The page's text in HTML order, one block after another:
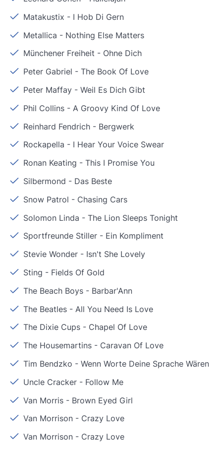
Matakustix - I Hob Di Gern
Metallica - Nothing Else Matters
Münchener Freiheit - Ohne Dich
Peter Gabriel -The Book Of Love
Peter Maffay -Weil Es Dich Gibt
Phil Collins - A Groovy Kind Of Love
Reinhard Fendrich - Bergwerk
Rockapella - I Hear Your Voice Swear
Ronan Keating -This I Promise You
Silbermond - Das Beste
Snow Patrol - Chasing Cars
Solomon Linda -The Lion Sleeps Tonight
Sportfreunde Stiller - Ein Kompliment
Stevie Wonder - Isn't She Lovely
Sting - Fields Of Gold
The Beach Boys - Barbar'Ann
The Beatles - All You Need Is Love
The Dixie Cups - Chapel Of Love
The Housemartins - Caravan Of Love
Tim Bendzko -Wenn Worte Deine Sprache Wären
Uncle Cracker - Follow Me
Van Morris - Brown Eyed Girl
Van Morrison - Crazy Love
Van Morrison - Crazy Love